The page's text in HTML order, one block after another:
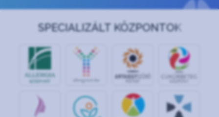
SPECIALIZÁLT KÖZPONTOK